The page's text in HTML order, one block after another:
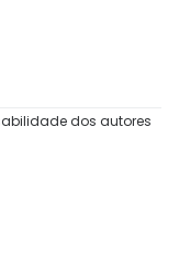
dos autores